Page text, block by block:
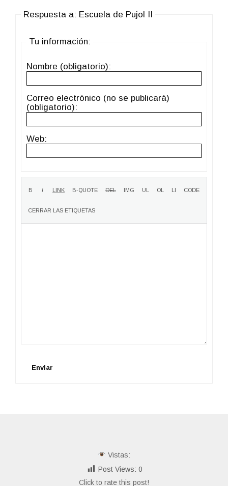
Respuesta a: Escuela de Pujol II
Tu información:
Nombre (obligatorio):
Correo electrónico (no se publicará)
(obligatorio):
Web:
Enviar
Vistas:
Post Views: 0
Click to rate this post!